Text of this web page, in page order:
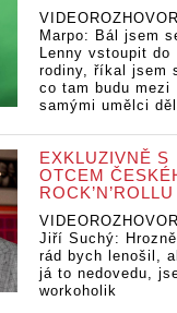
Marpo: Bál jsem
Lenny vstoupit do
rodiny, říkal jsem
co tam budu mezi
samými umělci
EXKLUZIVNĚ S
OTCEM
ROCK’N’ROLLU
Jiří Suchý: Hrozně
rád bych lenošil,
já to nedovedu,
workoholik